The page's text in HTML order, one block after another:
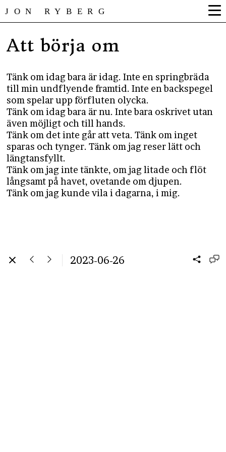
JON RYBERG
Att börja om
Tänk om idag bara är idag. Inte en springbräda
till min undflyende framtid. Inte en backspegel
som spelar upp förfluten olycka.
Tänk om idag bara är nu. Inte bara oskrivet utan
även möjligt och till hands.
Tänk om det inte går att veta. Tänk om inget
sparas och tynger. Tänk om jag reser lätt och
längtansfyllt.
Tänk om jag inte tänkte, om jag litade och flöt
långsamt på havet, ovetande om djupen.
Tänk om jag kunde vila i dagarna, i mig.
2023-06-26